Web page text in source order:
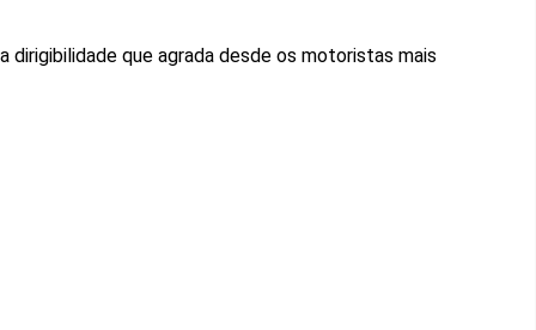
que agrada desde os motoristas mais